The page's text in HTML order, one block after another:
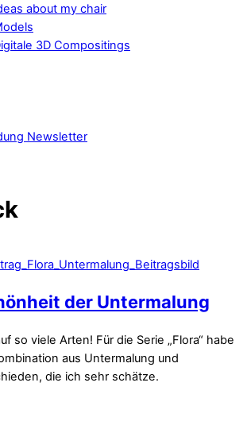
about my chair
3D Compositings
Newsletter
der Untermalung
so viele Arten! Für die Serie „Flora“ habe
aus Untermalung und
die ich sehr schätze.